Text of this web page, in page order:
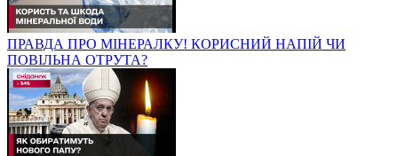
ПРАВДА ПРО МІНЕРАЛКУ! КОРИСНИЙ НАПІЙ ЧИ
ПОВІЛЬНА ОТРУТА?